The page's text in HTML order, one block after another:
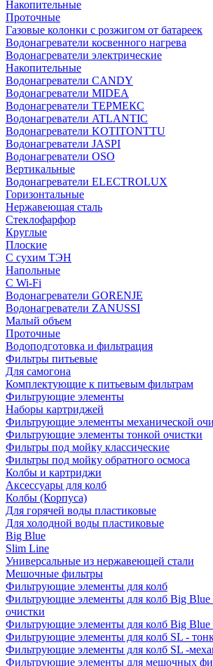
Накопительные
Проточные
Газовые колонки с розжигом от батареек
Водонагреватели косвенного нагрева
Водонагреватели электрические
Накопительные
Водонагреватели CANDY
Водонагреватели MIDEA
Водонагреватели ТЕРМЕКС
Водонагреватели ATLANTIC
Водонагреватели KOTITONTTU
Водонагреватели JASPI
Водонагреватели OSO
Вертикальные
Водонагреватели ELECTROLUX
Горизонтальные
Нержавеющая сталь
Стеклофарфор
Круглые
Плоские
С сухим ТЭН
Напольные
С Wi-Fi
Водонагреватели GORENJE
Водонагреватели ZANUSSI
Малый объем
Проточные
Водоподготовка и фильтрация
Фильтры питьевые
Для самогона
Комплектующие к питьевым фильтрам
Фильтрующие элементы
Наборы картриджей
Фильтрующие элементы механической
Фильтрующие элементы тонкой очистки
Фильтры под мойку классические
Фильтры под мойку обратного осмоса
Колбы и картриджи
Аксессуары для колб
Колбы (Корпуса)
Для горячей воды пластиковые
Для холодной воды пластиковые
Big Blue
Slim Line
Универсальные из нержавеющей стали
Мешочные фильтры
Фильтрующие элементы для колб
Фильтрующие элементы для колб Big Blue
очистки
Фильтрующие элементы для колб Big Blue
Фильтрующие элементы для колб SL -
Фильтрующие элементы для колб SL -
Фильтрующие элементы для мешочных